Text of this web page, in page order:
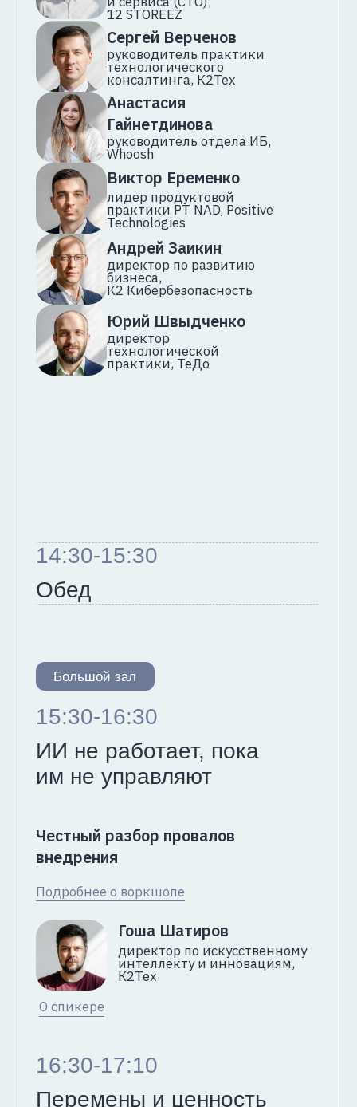
12:50-13:30
Обед
14:30-15:30
инженер-разработчик,
K2 Cloud
Описание доклада
Никита Трунов
Хватит прятать ключи под
ковром: переносим
их в облачный сервис
управления ключами
Лекторий 2
руководитель инженеров
платформенных
Описание доклада
Александр Чернев
15:30-16:10
16:20-17:00
15:30-16:10
Турнир «100 к 1»:
техно-холивар
Подробнее
Никто не должен знать,
что облако
не бесконечно: как
планировать ресурсы
и балансировать
нагрузки
Анастасия Стоянова
менеджер эксплуатации
облака, K2 Cloud
Описание доклада
руководитель экспертизы
Кирилл Шипулин
Неужели так просто найти